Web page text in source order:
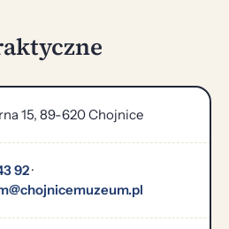
15, 89-620 Chojnice
92·